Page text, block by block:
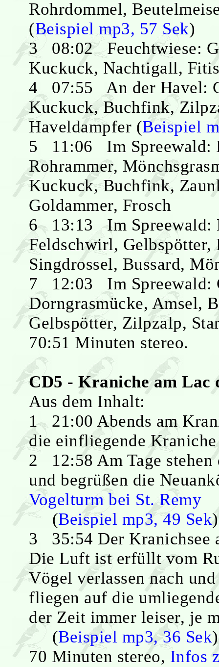
Rohrdommel,
(Beispiel mp3, 57 Sek)
3 08:02 Feuchtwiese:
Kuckuck, Nachtigall,
4 07:55 An der Havel:
Kuckuck, Buchfink,
Haveldampfer (Beispiel
5 11:06 Im Spreewald:
Rohrammer,
Kuckuck, Buchfink,
Goldammer, Frosch
6 13:13 Im Spreewald:
Feldschwirl, Gelbspötter,
Singdrossel, Bussard,
7 12:03 Im Spreewald:
Dorngrasmücke, Amsel,
Gelbspötter, Zilpzalp,
70:51 Minuten stereo.
CD5 - Kraniche am Lac
Aus dem Inhalt:
1 21:00 Abends am
die einfliegende
2 12:58 Am Tage stehen
und begrüßen die
Vogelturm bei St. Remy
(Beispiel mp3, 49 Sek)
3 35:54 Der Kranichsee
Die Luft ist erfüllt vom
Vögel verlassen nach
fliegen auf die
der Zeit immer leiser, je
(Beispiel mp3, 36 Sek)
70 Minuten stereo, Infos